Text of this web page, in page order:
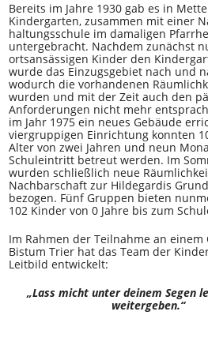
Bereits im Jahre 1930 gab es in
Kindergarten, zusammen mit einer
haltungsschule im damaligen
untergebracht. Nachdem zunächst
ortsansässigen Kinder den
wurde das Einzugsgebiet nach und
wodurch die vorhandenen
wurden und mit der Zeit auch den
Anforderungen nicht mehr
im Jahr 1975 ein neues Gebäude
viergruppigen Einrichtung konnten
Alter von zwei Jahren und neun
Schuleintritt betreut werden. Im
wurden schließlich neue
Nachbarschaft zur Hildegardis
bezogen. Fünf Gruppen bieten
102 Kinder von 0 Jahre bis zum
Im Rahmen der Teilnahme an einem
Bistum Trier hat das Team der
Leitbild entwickelt:
„Lass micht unter deinem Segen
weitergeben.“